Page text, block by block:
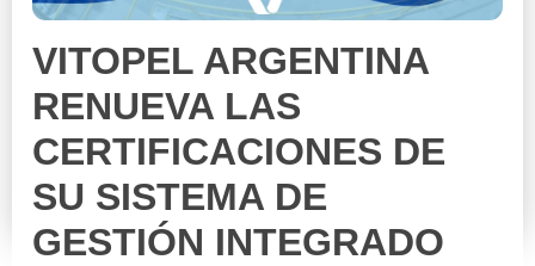
VITOPEL ARGENTINA
RENUEVA LAS
CERTIFICACIONES DE
SU SISTEMA DE
GESTIÓN INTEGRADO